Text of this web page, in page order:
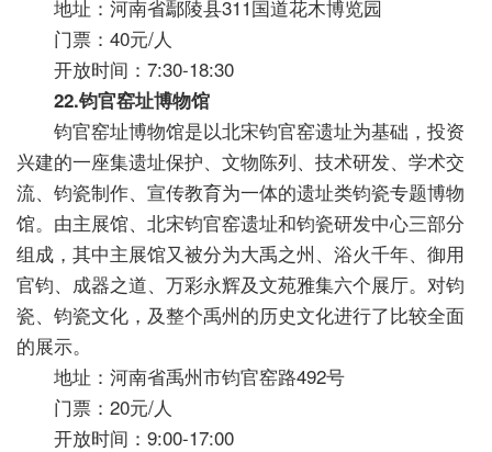
地址：河南省鄢陵县311国道花木博览园
门票：40元/人
开放时间：7:30-18:30
22.钧官窑址博物馆
钧官窑址博物馆是以北宋钧官窑遗址为基础，投资
兴建的一座集遗址保护、文物陈列、技术研发、学术交
流、钧瓷制作、宣传教育为一体的遗址类钧瓷专题博物
馆。由主展馆、北宋钧官窑遗址和钧瓷研发中心三部分
组成，其中主展馆又被分为大禹之州、浴火千年、御用
官钧、成器之道、万彩永辉及文苑雅集六个展厅。对钧
瓷、钧瓷文化，及整个禹州的历史文化进行了比较全面
的展示。
地址：河南省禹州市钧官窑路492号
门票：20元/人
开放时间：9:00-17:00